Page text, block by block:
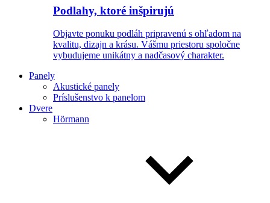
Podlahy, ktoré inšpirujú
Objavte ponuku podláh pripravenú s ohľadom na
kvalitu, dizajn a krásu. Vášmu priestoru spoločne
vybudujeme unikátny a nadčasový charakter.
Panely
Akustické panely
Príslušenstvo k panelom
Dvere
Hörmann